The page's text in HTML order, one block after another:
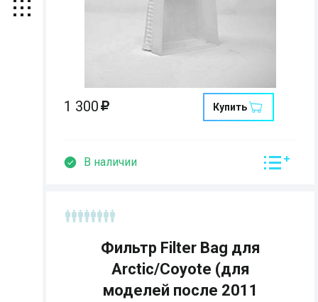
1 300 Купить
В наличии
Фильтр Filter Bag для
Arctic/Coyote (для
моделей после 2011